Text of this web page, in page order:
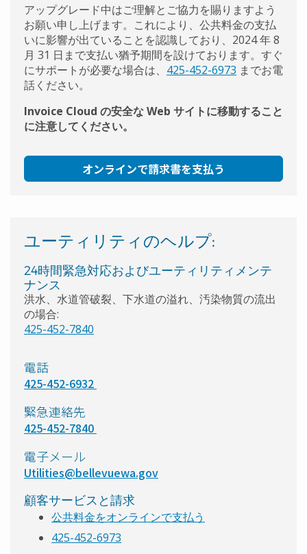
アップグレード中はご理解とご協力を賜りますよう
お願い申し上げます。これにより、公共料金の支払
いに影響が出ていることを認識しており、2024 年 8
月 31 日まで支払い猶予期間を設けております。すぐ
にサポートが必要な場合は、 425-452-6973 までお電
話ください。
Invoice Cloud の安全な Web サイトに移動すること
に注意してください。
オンラインで請求書を支払う
ユーティリティのヘルプ:
24時間緊急対応およびユーティリティメンテ
ナンス
洪水、水道管破裂、下水道の溢れ、汚染物質の流出
の場合:
425-452-7840
電話
425-452-6932
緊急連絡先
425-452-7840
電子メール
Utilities@bellevuewa.gov
顧客サービスと請求
公共料金をオンラインで支払う
425-452-6973